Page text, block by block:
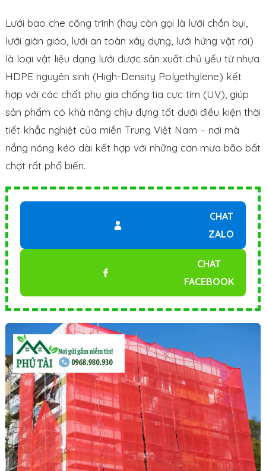
Lưới bao che công trình (hay còn gọi là lưới chắn bụi,
lưới giàn giáo, lưới an toàn xây dựng, lưới hứng vật rơi)
là loại vật liệu dạng lưới được sản xuất chủ yếu từ nhựa
HDPE nguyên sinh (High-Density Polyethylene) kết
hợp với các chất phụ gia chống tia cực tím (UV), giúp
sản phẩm có khả năng chịu đựng tốt dưới điều kiện thời
tiết khắc nghiệt của miền Trung Việt Nam – nơi mà
nắng nóng kéo dài kết hợp với những cơn mưa bão bất
chợt rất phổ biến.
CHAT
ZALO
CHAT
FACEBOOK